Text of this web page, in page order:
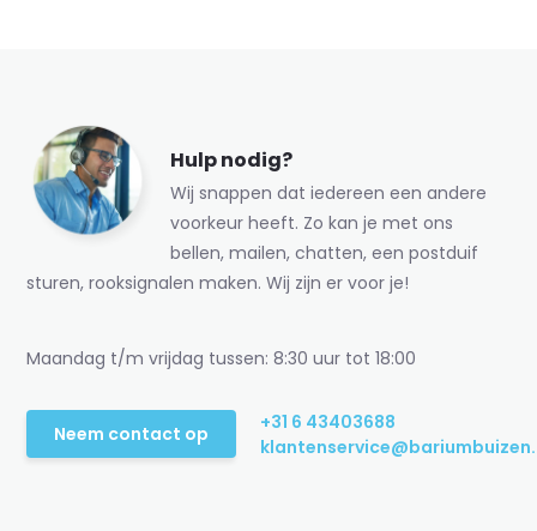
Hulp nodig?
Wij snappen dat iedereen een andere
voorkeur heeft. Zo kan je met ons
bellen, mailen, chatten, een postduif
sturen, rooksignalen maken. Wij zijn er voor je!
Maandag t/m vrijdag tussen: 8:30 uur tot 18:00
Neem contact op
+31 6 43403688